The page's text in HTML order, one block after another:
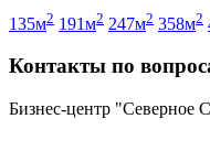
135м2 191м2 247м2 358м2
Контакты по
Бизнес-центр "Северное